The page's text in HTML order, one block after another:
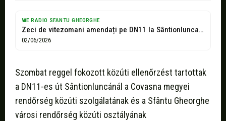
WE RADIO SFANTU GHEORGHE
Zeci de vitezomani amendați pe DN11 la Sântionlunca: aproape 50 de amenzi...
02/06/2026
Szombat reggel fokozott közúti ellenőrzést tartottak
a DN11-es út Sântionluncánál a Covasna megyei
rendőrség közúti szolgálatának és a Sfântu Gheorghe
városi rendőrség közúti osztályának